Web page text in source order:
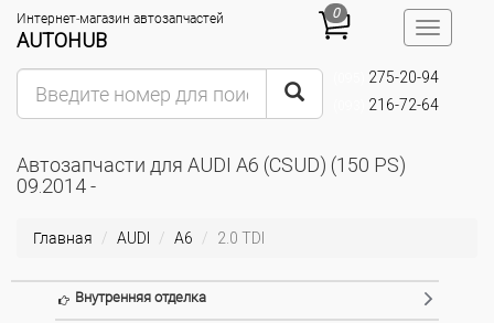
Toggle
0
Интернет-магазин автозапчастей
AUTOHUB
275-20-94
216-72-64
Автозапчасти для AUDI A6 (CSUD) (150 PS)
09.2014 -
Главная AUDI A6 2.0 TDI
Внутренняя отделка